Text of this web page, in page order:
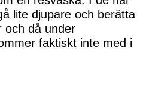
lite djupare och berätta
och då under
faktiskt inte med i